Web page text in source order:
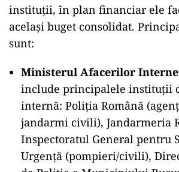
instituții, în plan financiar ele
același buget consolidat.
sunt:
Ministerul Afacerilor
include principalele instituții
internă: Poliția Română
jandarmi civili), Jandarmeria
Inspectoratul General pentru
Urgență (pompieri/civili),